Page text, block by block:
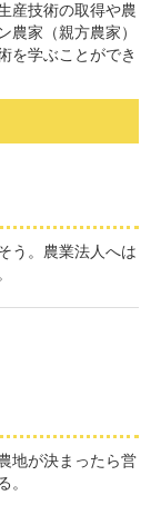
産技術の取得や農
農家（親方農家）
を学ぶことができ
う。農業法人へは
地が決まったら営
。